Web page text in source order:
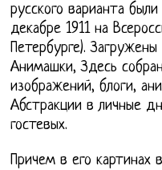
русского варианта
декабре 1911 на
Петербурге).
Анимашки, Здесь
изображений, блоги,
Абстракции в личные
гостевых.
Причем в его картинах